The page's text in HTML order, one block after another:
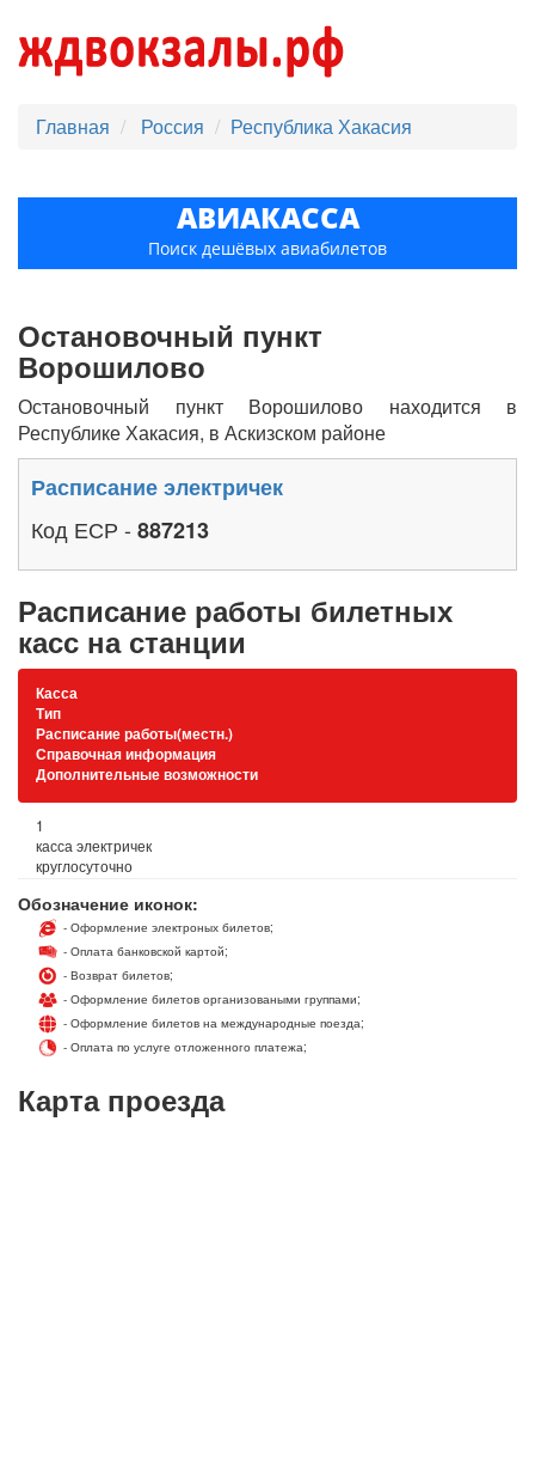
Главная Россия Республика Хакасия
АВИАКАССА
Поиск дешёвых авиабилетов
Остановочный пункт
Ворошилово
Остановочный пункт Ворошилово находится в
Республике Хакасия, в Аскизском районе
Расписание электричек
Код ЕСР - 887213
Расписание работы билетных
касс на станции
Касса
Тип
Расписание работы(местн.)
Справочная информация
Дополнительные возможности
1
касса электричек
круглосуточно
Обозначение иконок:
- Оформление электроных билетов;
- Оплата банковской картой;
- Возврат билетов;
- Оформление билетов организоваными группами;
- Оформление билетов на международные поезда;
- Оплата по услуге отложенного платежа;
Карта проезда